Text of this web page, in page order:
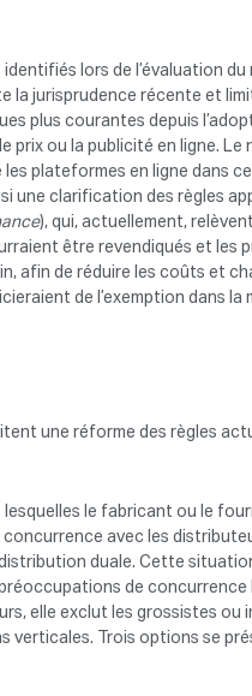
lors de l’évaluation
jurisprudence récente et
plus courantes depuis
ou la publicité en ligne. Le
plateformes en ligne dans
une clarification des règles
), qui, actuellement,
être revendiqués et les
afin de réduire les coûts et
de l’exemption dans la
une réforme des règles
le fabricant ou le
avec les
duale. Cette
de
elle exclut les grossistes
Trois options se